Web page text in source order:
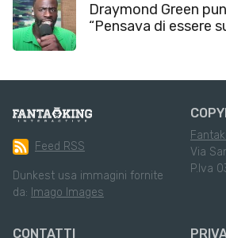
Draymond Green
“Pensava di essere
Feed RSS
Dunkest usa immagini fornite
da: Imago Images
Via
P.Iva
CONTATTI